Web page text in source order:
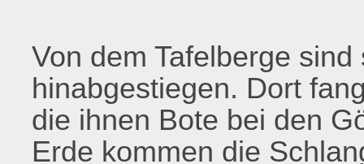
Von dem Tafelberge
hinabgestiegen. Dort
die ihnen Bote bei den
Erde kommen die